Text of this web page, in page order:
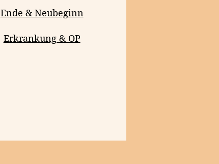
Ende & Neubeginn
Erkrankung & OP